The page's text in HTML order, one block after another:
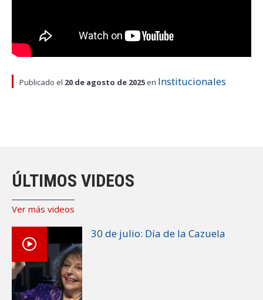
Publicado el 20 de agosto de 2025 en Institucionales
ÚLTIMOS VIDEOS
Ver más videos
30 de julio: Día de la Cazuela